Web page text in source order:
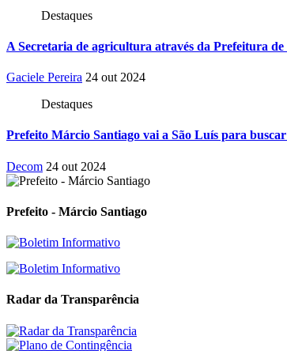
Destaques
A Secretaria de agricultura através da Prefeitura
Gaciele Pereira 24 out 2024
Destaques
Prefeito Márcio Santiago vai a São Luís para
Decom 24 out 2024
Prefeito - Márcio Santiago
Radar da Transparência